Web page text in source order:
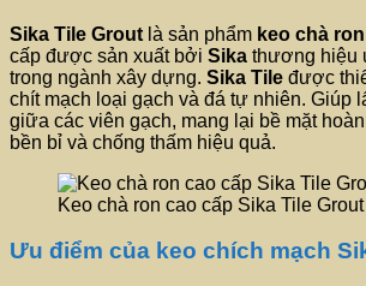
Sika Tile Grout là sản phẩm keo chà ron
cấp được sản xuất bởi Sika thương hiệu
trong ngành xây dựng. Sika Tile được
chít mạch loại gạch và đá tự nhiên. Giúp
giữa các viên gạch, mang lại bề mặt
bền bỉ và chống thấm hiệu quả.
Keo chà ron cao cấp Sika Tile Grout
Ưu điểm của keo chích mạch